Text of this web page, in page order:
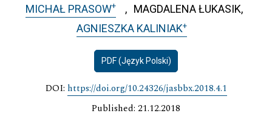
MICHAŁ PRASOW+
MAGDALENA ŁUKASIK
AGNIESZKA KALINIAK+
PDF (Język Polski)
DOI: https://doi.org/10.24326/jasbbx.2018.4.1
Published: 21.12.2018